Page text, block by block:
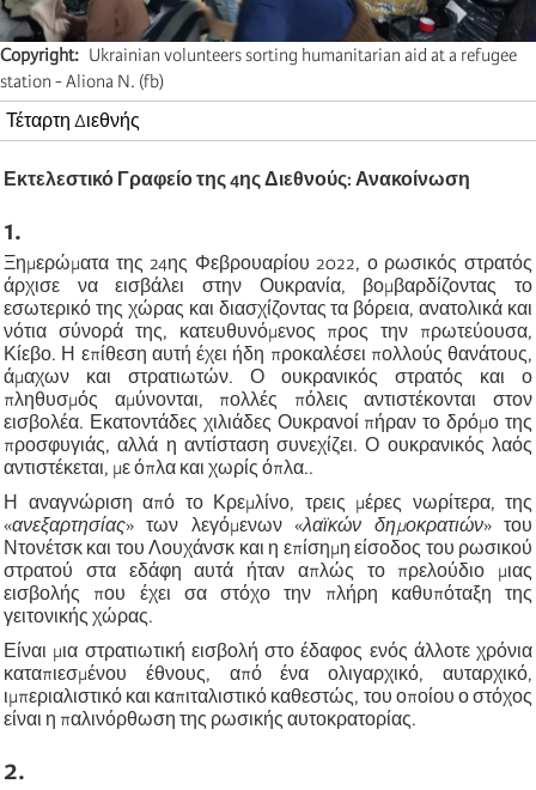
Copyright
Ukrainian volunteers sorting humanitarian aid at a refugee
station - Aliona N. (fb)
Τέταρτη Διεθνής
Εκτελεστικό Γραφείο της 4ης Διεθνούς: Ανακοίνωση
1.
Ξημερώματα της 24ης Φεβρουαρίου 2022, ο ρωσικός στρατός
άρχισε να εισβάλει στην Ουκρανία, βομβαρδίζοντας το
εσωτερικό της χώρας και διασχίζοντας τα βόρεια, ανατολικά και
νότια σύνορά της, κατευθυνόμενος προς την πρωτεύουσα,
Κίεβο. Η επίθεση αυτή έχει ήδη προκαλέσει πολλούς θανάτους,
άμαχων και στρατιωτών. Ο ουκρανικός στρατός και ο
πληθυσμός αμύνονται, πολλές πόλεις αντιστέκονται στον
εισβολέα. Εκατοντάδες χιλιάδες Ουκρανοί πήραν το δρόμο της
προσφυγιάς, αλλά η αντίσταση συνεχίζει. Ο ουκρανικός λαός
αντιστέκεται, με όπλα και χωρίς όπλα..
Η αναγνώριση από το Κρεμλίνο, τρεις μέρες νωρίτερα, της
«ανεξαρτησίας» των λεγόμενων«λαϊκών δημοκρατιών»του
Ντονέτσκ και του Λουχάνσκ και η επίσημη είσοδος του ρωσικού
στρατού στα εδάφη αυτά ήταν απλώς το πρελούδιο μιας
εισβολής που έχει σα στόχο την πλήρη καθυπόταξη της
γειτονικής χώρας.
Είναι μια στρατιωτική εισβολή στο έδαφος ενός άλλοτε χρόνια
καταπιεσμένου έθνους, από ένα ολιγαρχικό, αυταρχικό,
ιμπεριαλιστικό και καπιταλιστικό καθεστώς, του οποίου ο στόχος
είναι η παλινόρθωση της ρωσικής αυτοκρατορίας.
2.